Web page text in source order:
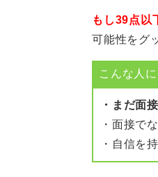
もし39点以
可能性をグ
こんな人
・まだ面
・面接で
・自信を